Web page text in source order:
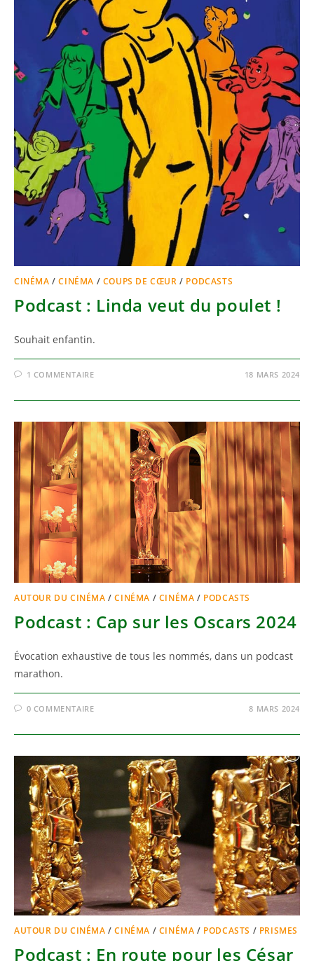
CINÉMA /CINÉMA / COUPS DE CŒUR / PODCASTS
Podcast : Linda veut du poulet !
Souhait enfantin.
1 COMMENTAIRE 18 MARS 2024
AUTOUR DU CINÉMA /CINÉMA / CINÉMA / PODCASTS
Podcast : Cap sur les Oscars 2024
Évocation exhaustive de tous les nommés, dans un podcast
marathon.
0 COMMENTAIRE 8 MARS 2024
AUTOUR DU CINÉMA /CINÉMA / CINÉMA / PODCASTS / PRISMES
Podcast : En route pour les César